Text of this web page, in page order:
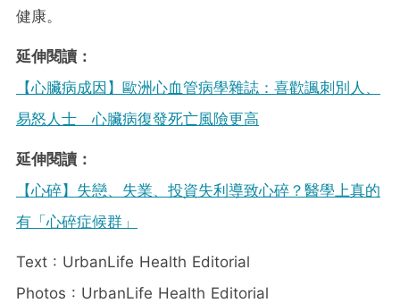
健康。
延伸閱讀：
【心臟病成因】歐洲心血管病學雜誌：喜歡諷刺別人、
易怒人士 心臟病復發死亡風險更高
延伸閱讀：
【心碎】失戀、失業、投資失利導致心碎？醫學上真的
有「心碎症候群」
Text : UrbanLife Health Editorial
Photos : UrbanLife Health Editorial